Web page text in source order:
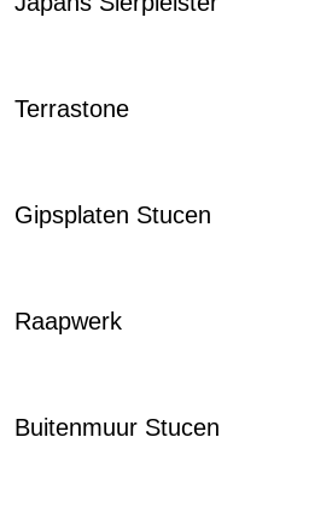
Terrastone
Gipsplaten Stucen
Raapwerk
Buitenmuur Stucen